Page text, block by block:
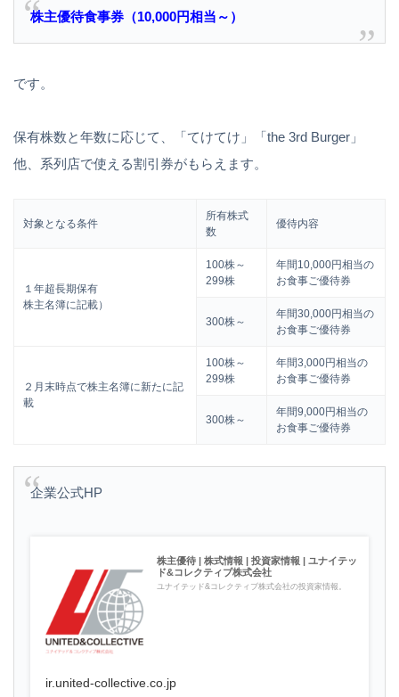
株主優待食事券（10,000円相当～）
です。
保有株数と年数に応じて、「てけてけ」「the 3rd Burger」
他、系列店で使える割引券がもらえます。
対象となる条件
所有株式
数
優待内容
１年超長期保有
株主名簿に記載）
100株～
299株
年間10,000円相当の
お食事ご優待券
300株～
年間30,000円相当の
お食事ご優待券
２月末時点で株主名簿に新たに記
載
100株～
299株
年間3,000円相当の
お食事ご優待券
300株～
年間9,000円相当の
お食事ご優待券
企業公式HP
株主優待 | 株式情報 | 投資家情報 | ユナイテッ
ド&コレクティブ株式会社
ユナイテッド&コレクティブ株式会社の投資家情報。
ir.united-collective.co.jp